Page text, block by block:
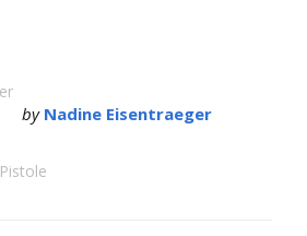
by Nadine Eisentraeger
Pistole